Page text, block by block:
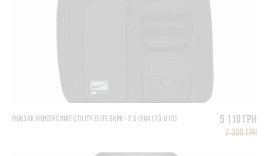
РЮКЗАК УНИСЕКС NIKE UTILITY ELITE BKPK - 2.0 (FN4173-010) 5 110 грн
7 300 грн